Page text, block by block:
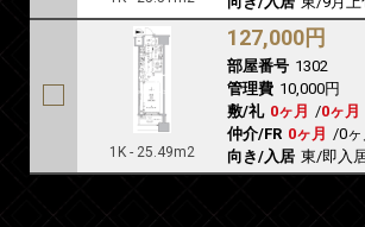
1K - 25.49m2
127,000円
部屋番号 1302
管理費 10,000円
敷/礼 0ヶ月 /0ヶ月
仲介/FR 0ヶ月 /0ヶ
向き/入居 東/即入